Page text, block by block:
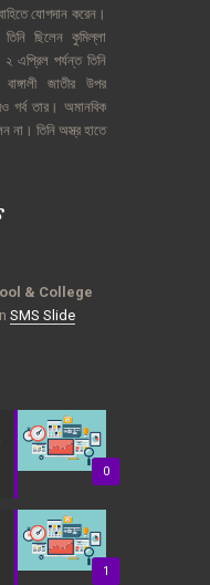
যোগদান করেন।
তিনি ছিলেন কুমিল্লা
২ এপ্রিল পর্যন্ত তিনি
বাঙ্গালী জাতীর
উপর
গর্ব তার। অমানবিক
না। তিনি অস্ত্র হাতে
& College
SMS Slide
0
1